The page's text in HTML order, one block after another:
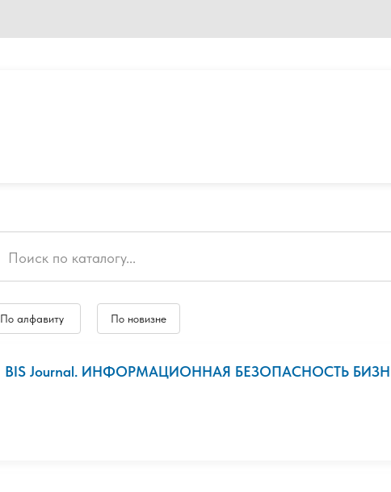
По алфавиту По новизне
BIS Journal. ИНФОРМАЦИОННАЯ БЕЗОПАСНОСТЬ